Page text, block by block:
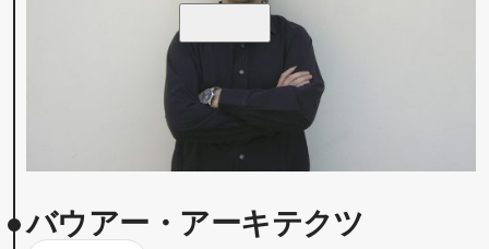
バウアー・アーキテクツ